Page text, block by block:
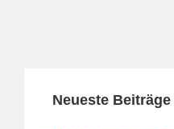
Neueste Beiträge